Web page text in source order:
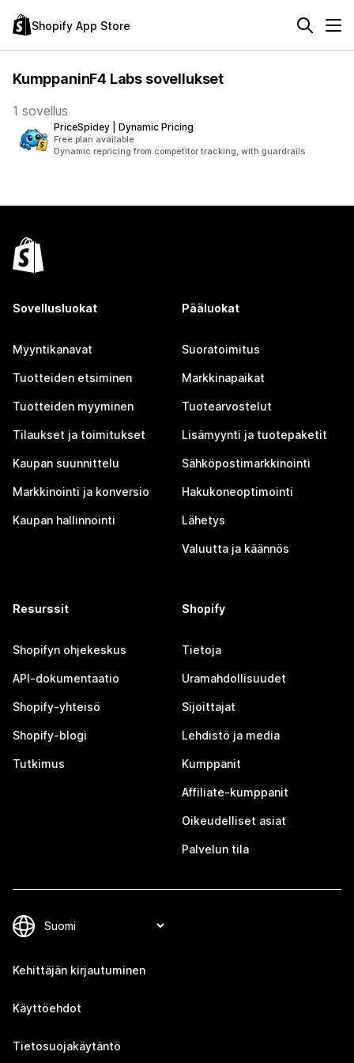
Shopify App Store
KumppaninF4 Labs sovellukset
1 sovellus
PriceSpidey | Dynamic Pricing
Free plan available
Dynamic repricing from competitor tracking, with guardrails
Sovellusluokat
Myyntikanavat
Tuotteiden etsiminen
Tuotteiden myyminen
Tilaukset ja toimitukset
Kaupan suunnittelu
Markkinointi ja konversio
Kaupan hallinnointi
Pääluokat
Suoratoimitus
Markkinapaikat
Tuotearvostelut
Lisämyynti ja tuotepaketit
Sähköpostimarkkinointi
Hakukoneoptimointi
Lähetys
Valuutta ja käännös
Resurssit
Shopifyn ohjekeskus
API-dokumentaatio
Shopify-yhteisö
Shopify-blogi
Tutkimus
Shopify
Tietoja
Uramahdollisuudet
Sijoittajat
Lehdistö ja media
Kumppanit
Affiliate-kumppanit
Oikeudelliset asiat
Palvelun tila
Kehittäjän kirjautuminen
Käyttöehdot
Tietosuojakäytäntö